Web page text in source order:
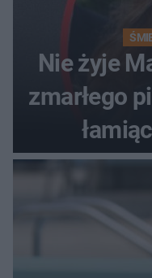
Nie żyje
zmarłego